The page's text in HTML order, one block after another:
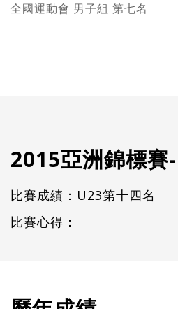
全國運動會 男子組 第七名
2015亞洲錦標賽
比賽成績：U23第十四名
比賽心得：